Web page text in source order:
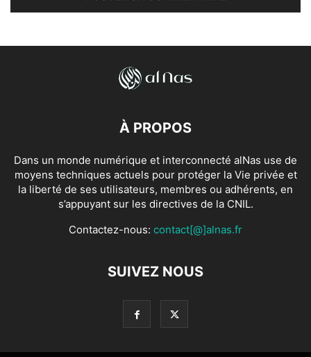
À PROPOS
Dans un monde numérique et interconnecté alNas use de
moyens techniques actuels pour protéger la Vie privée et
la liberté de ses utilisateurs, membres ou adhérents, en
s’appuyant sur les directives de la CNIL.
Contactez-nous: contact[@]alnas.fr
SUIVEZ NOUS